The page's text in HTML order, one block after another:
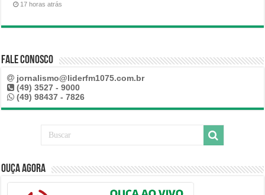
17 horas atrás
Fale Conosco
jornalismo@liderfm1075.com.br
(49) 3527 - 9000
(49) 98437 - 7826
Ouça Agora